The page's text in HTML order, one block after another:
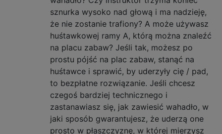
sznurka wysoko nad głową i ma nadzieję,
że nie zostanie trafiony? A może używasz
huśtawkowej ramy A, którą można znaleźć
na placu zabaw? Jeśli tak, możesz po
prostu pójść na plac zabaw, stanąć na
huśtawce i sprawić, by uderzyły cię / pad,
to bezpłatne rozwiązanie. Jeśli chcesz
czegoś bardziej technicznego i
zastanawiasz się, jak zawiesić wahadło, w
jaki sposób gwarantujesz, że uderzą one
prosto w płaszczyznę, w której mierzysz